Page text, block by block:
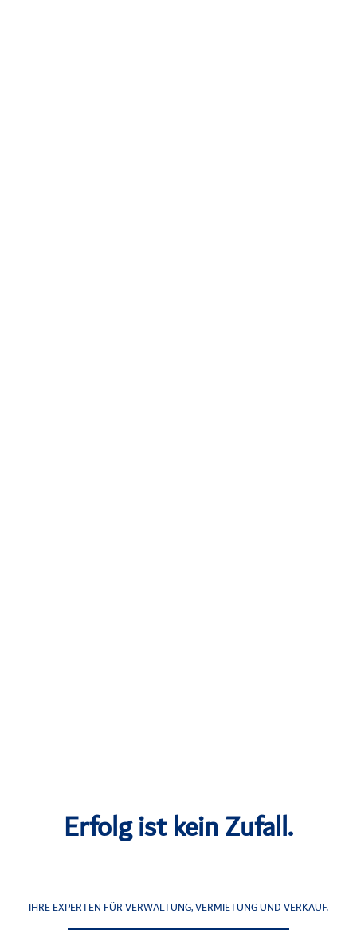
Erfolg ist kein Zufall.
IHRE EXPERTEN FÜR VERWALTUNG, VERMIETUNG UND VERKAUF.